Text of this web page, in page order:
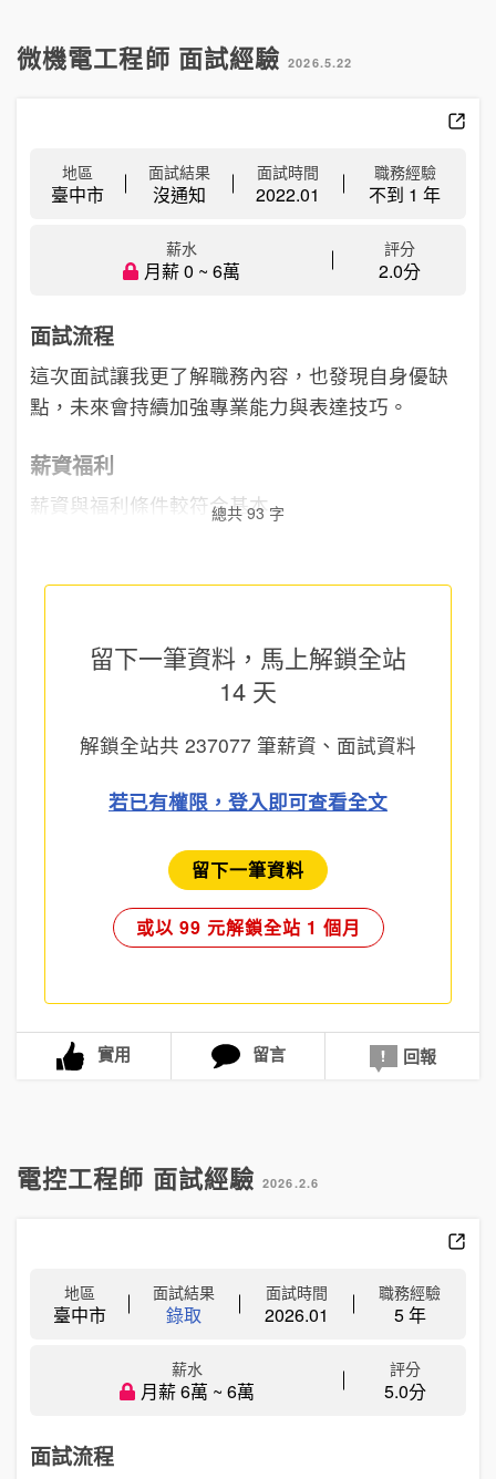
微機電工程師 面試經驗 2026.5.22
地區
臺中市
面試結果
沒通知
面試時間
2022.01
職務經驗
不到 1 年
薪水
月薪 0 ~ 6萬
評分
2.0分
面試流程
這次面試讓我更了解職務內容，也發現自身優缺
點，未來會持續加強專業能力與表達技巧。
薪資福利
薪資與福利條件較符合基本...
總共 93 字
留下一筆資料，馬上解鎖全站
14 天
解鎖全站共 237077 筆薪資、面試資料
若已有權限，登入即可查看全文
留下一筆資料
或以 99 元解鎖全站 1 個月
實用 留言 回報
電控工程師 面試經驗 2026.2.6
地區
臺中市
面試結果
錄取
面試時間
2026.01
職務經驗
5 年
薪水
月薪 6萬 ~ 6萬
評分
5.0分
面試流程